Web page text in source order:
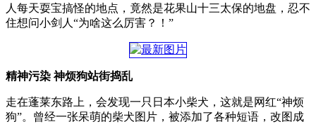
人每天耍宝搞怪的地点，竟然是花果山十三太保的地盘，忍不
住想问小剑人“为啥这么厉害？！”
精神污染 神烦狗站街捣乱
走在蓬莱东路上，会发现一只日本小柴犬，这就是网红“神烦
狗”。曾经一张呆萌的柴犬图片，被添加了各种短语，改图成